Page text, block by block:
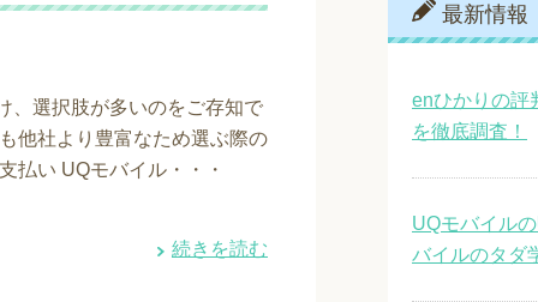
、選択肢が多いのをご存知で
他社より豊富なため選ぶ際の
払い UQモバイル・・・
続きを読む
最新情報
enひかりの評
を徹底調査！
UQモバイル
バイルのタダ